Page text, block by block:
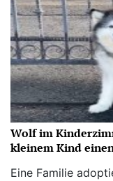
Wolf im
kleinem Kind
Eine Familie